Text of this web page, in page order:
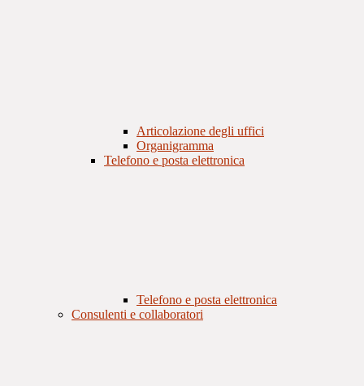
Articolazione degli uffici
Organigramma
Telefono e posta elettronica
Telefono e posta elettronica
Consulenti e collaboratori